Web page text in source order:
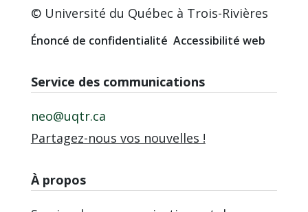
© Université du Québec à Trois-Rivières
Énoncé de confidentialité Accessibilité web
Service des communications
neo@uqtr.ca
Partagez-nous vos nouvelles !
À propos